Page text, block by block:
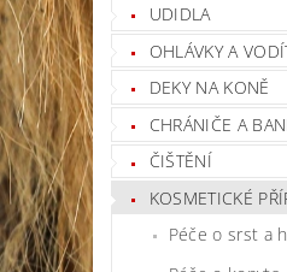
UDIDLA
OHLÁVKY A
DEKY NA KONĚ
CHRÁNIČE A
ČIŠTĚNÍ
KOSMETICKÉ
Péče o srst a